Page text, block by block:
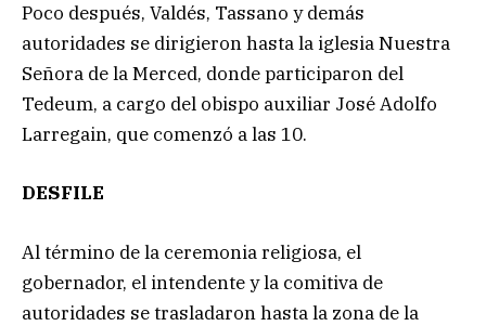
Poco después, Valdés, Tassano y demás
autoridades se dirigieron hasta la iglesia Nuestra
Señora de la Merced, donde participaron del
Tedeum, a cargo del obispo auxiliar José Adolfo
Larregain, que comenzó a las 10.
DESFILE
Al término de la ceremonia religiosa, el
gobernador, el intendente y la comitiva de
autoridades se trasladaron hasta la zona de la